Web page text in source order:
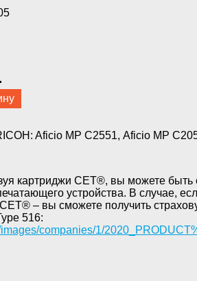
Aficio MP С2551, Aficio MP
картриджи СЕТ®, вы можете быть
устройства. В случае,
– вы сможете получить
516:
companies/1/